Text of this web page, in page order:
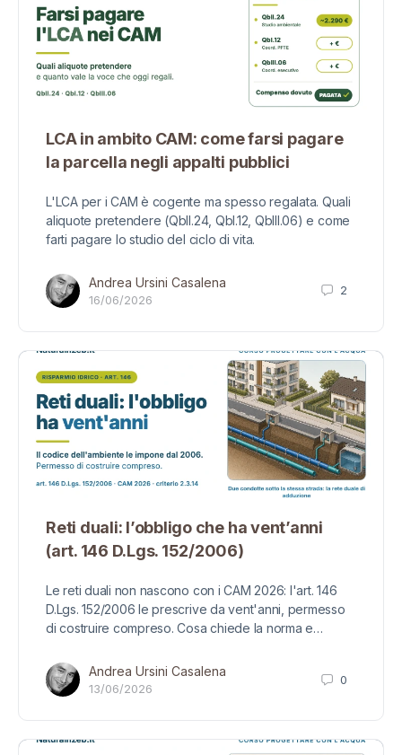
LCA in ambito CAM: come farsi pagare
la parcella negli appalti pubblici
L'LCA per i CAM è cogente ma spesso regalata. Quali
aliquote pretendere (QbII.24, QbI.12, QbIII.06) e come
farti pagare lo studio del ciclo di vita.
Andrea Ursini Casalena
16/06/2026
2
Reti duali: l’obbligo che ha vent’anni
(art. 146 D.Lgs. 152/2006)
Le reti duali non nascono con i CAM 2026: l'art. 146
D.Lgs. 152/2006 le prescrive da vent'anni, permesso
di costruire compreso. Cosa chiede la norma e…
Andrea Ursini Casalena
13/06/2026
0